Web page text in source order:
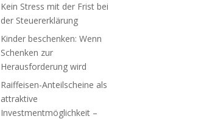
Kein Stress mit der Frist bei
der Steuererklärung
Kinder beschenken: Wenn
Schenken zur
Herausforderung wird
Raiffeisen-Anteilscheine als
attraktive
Investmentmöglichkeit –